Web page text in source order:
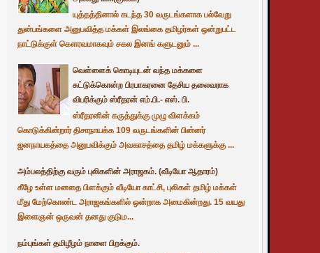
யுத்தத்தினால் கடந்த 30 வருடங்களாக பல்வேறு
துன்பங்களை அனுபவித்த மக்கள் இலங்கை தமிழர்கள் ஒன்றுபட்ட
நாட்டுக்குள் கௌரவமாகவும் சகல இனங் களுடனும் ...
வெள்ளைக் கொடியுடன் வந்த மக்களை
சுட்டுக்கொன்ற பிரபாகரனை தேசிய தலைவராக
விபரிக்கும் ஸ்ரீதரன் எம்.பி.- எஸ். பி.
ஸ்ரீதரனின் கருத்துக்கு முழு விளக்கம்
கொடுக்கின்றார் திசாநாயக்க 109 வருடங்களின் பின்னர்
ஜனநாயகத்தை அனுபவிக்கும் அவகாசத்தை தமிழ் மக்களுக்கு ...
அம்பலத்திற்கு வரும் புலிகளின் அராஜகம். (வீடியோ ஆதாரம்)
கீழே உள்ள மனதை பிளக்கும் வீடியோ காட்சி, புலிகள் தமிழ் மக்கள்
மீது மேற்கொண்ட அராஜகங்களில் ஒன்றாக அமைகின்றது. 15 வயது
இளைஞன் ஒருவன் தனது குடும...
நம்புங்கள் தமிழீழம் நாளை பிறக்கும்.